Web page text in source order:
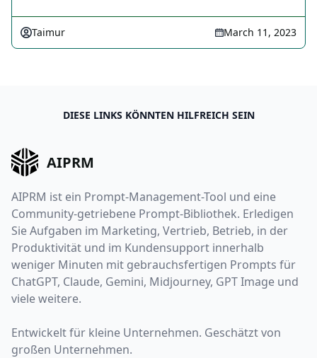
Taimur March 11, 2023
DIESE LINKS KÖNNTEN HILFREICH SEIN
AIPRM
AIPRM ist ein Prompt-Management-Tool und eine
Community-getriebene Prompt-Bibliothek. Erledigen
Sie Aufgaben im Marketing, Vertrieb, Betrieb, in der
Produktivität und im Kundensupport innerhalb
weniger Minuten mit gebrauchsfertigen Prompts für
ChatGPT, Claude, Gemini, Midjourney, GPT Image und
viele weitere.
Entwickelt für kleine Unternehmen. Geschätzt von
großen Unternehmen.